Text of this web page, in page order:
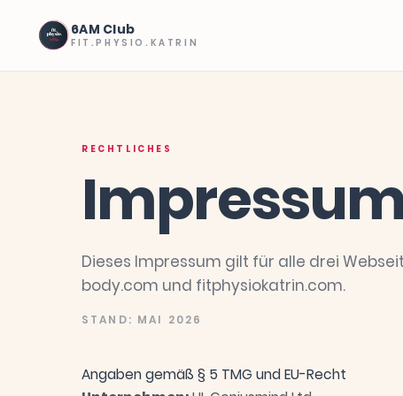
6AM Club
FIT.PHYSIO.KATRIN
RECHTLICHES
Impressum
Dieses Impressum gilt für alle drei
body.com und fitphysiokatrin.com.
STAND: MAI 2026
Angaben gemäß § 5 TMG und EU-Recht